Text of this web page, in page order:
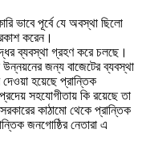
ভাবে পূর্বে যে অবস্থা ছিলো
করেন।
ব্যবস্থা গ্রহণ করে চলছে।
উন্নয়নের জন্য বাজেটের ব্যবস্থা
দেওয়া হয়েছে প্রান্তিক
সহযোগীতায় কি রয়েছে তা
কাঠামো থেকে প্রান্তিক
জনগোষ্ঠির নেতারা এ